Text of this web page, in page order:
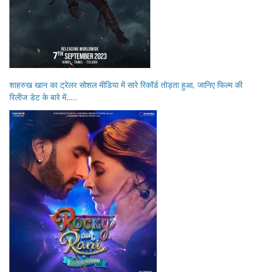
शाहरुख खान का ट्रेलर सोशल मीडिया में सारे रिकॉर्ड तोड़ता हुआ, जानिए फिल्म की
रिलीज डेट के बारे में…..